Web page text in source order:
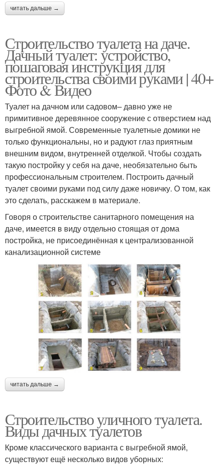
читать дальше →
Строительство туалета на даче.
Дачный туалет: устройство,
пошаговая инструкция для
строительства своими руками | 40+
Фото & Видео
Туалет на дачном или садовом– давно уже не
примитивное деревянное сооружение с отверстием над
выгребной ямой. Современные туалетные домики не
только функциональны, но и радуют глаз приятным
внешним видом, внутренней отделкой. Чтобы создать
такую постройку у себя на даче, необязательно быть
профессиональным строителем. Построить дачный
туалет своими руками под силу даже новичку. О том, как
это сделать, расскажем в материале.
Говоря о строительстве санитарного помещения на
даче, имеется в виду отдельно стоящая от дома
постройка, не присоединённая к централизованной
канализационной системе
читать дальше →
Строительство уличного туалета.
Виды дачных туалетов
Кроме классического варианта с выгребной ямой,
существуют ещё несколько видов уборных: